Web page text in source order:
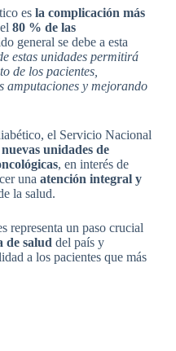
es la complicación más
80 % de las
general se debe a esta
estas unidades permitirá
de los pacientes,
amputaciones y mejorando
el Servicio Nacional
unidades de
, en interés de
una atención integral y
la salud.
representa un paso crucial
de salud del país y
a los pacientes que más